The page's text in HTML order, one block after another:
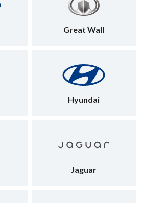
Great Wall
Hyundai
Jaguar